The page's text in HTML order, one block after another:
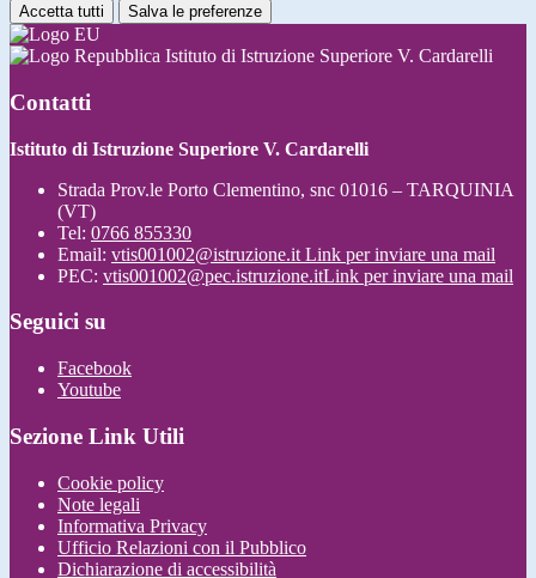
Accetta tutti Salva le preferenze
Istituto di Istruzione Superiore V. Cardarelli
Contatti
Istituto di Istruzione Superiore V. Cardarelli
Strada Prov.le Porto Clementino, snc 01016 – TARQUINIA
(VT)
Tel: 0766 855330
Email: vtis001002@istruzione.it Link per inviare una mail
PEC: vtis001002@pec.istruzione.itLink per inviare una mail
Seguici su
Facebook
Youtube
Sezione Link Utili
Cookie policy
Note legali
Informativa Privacy
Ufficio Relazioni con il Pubblico
Dichiarazione di accessibilità